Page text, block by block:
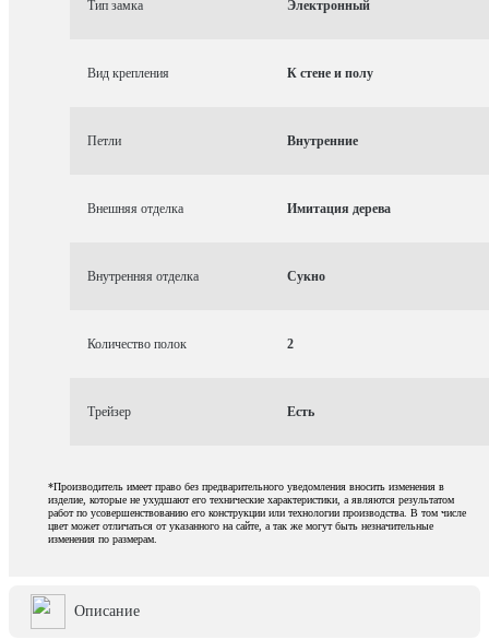
Тип замка Электронный
Вид крепления К стене и полу
Петли Внутренние
Внешняя отделка Имитация дерева
Внутренняя отделка Сукно
Количество полок 2
Трейзер Есть
*Производитель имеет право без предварительного уведомления вносить изменения в
изделие, которые не ухудшают его технические характеристики, а являются результатом
работ по усовершенствованию его конструкции или технологии производства. В том числе
цвет может отличаться от указанного на сайте, а так же могут быть незначительные
изменения по размерам.
Описание